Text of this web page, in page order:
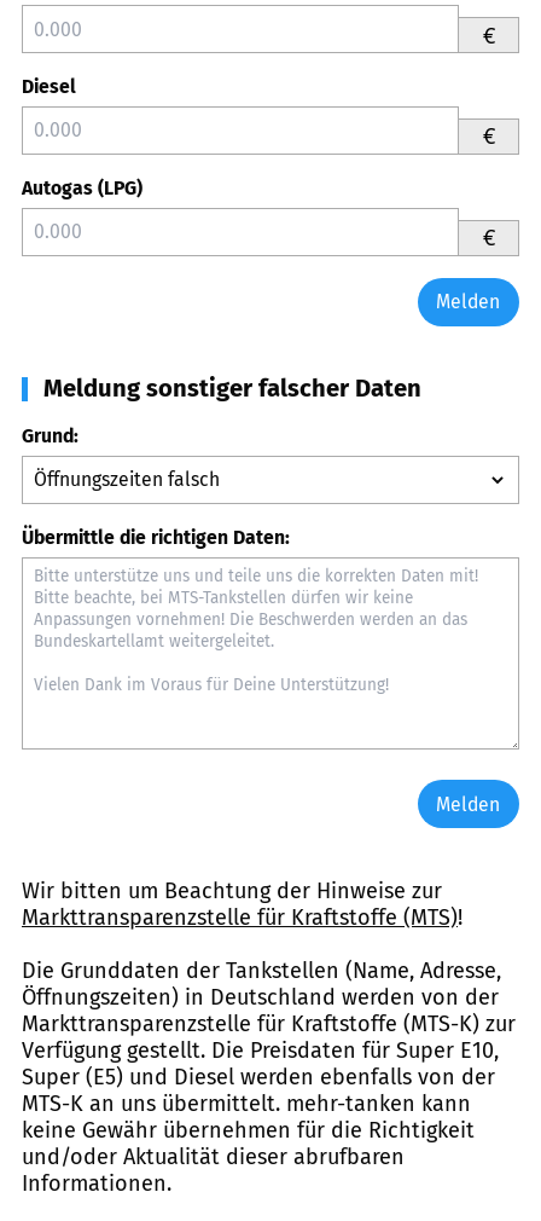
€
Diesel
€
Autogas (LPG)
€
Melden
Meldung sonstiger falscher Daten
Grund:
Übermittle die richtigen Daten:
Melden
Wir bitten um Beachtung der Hinweise zur
Markttransparenzstelle für Kraftstoffe (MTS)!
Die Grunddaten der Tankstellen (Name, Adresse,
Öffnungszeiten) in Deutschland werden von der
Markttransparenzstelle für Kraftstoffe (MTS-K) zur
Verfügung gestellt. Die Preisdaten für Super E10,
Super (E5) und Diesel werden ebenfalls von der
MTS-K an uns übermittelt. mehr-tanken kann
keine Gewähr übernehmen für die Richtigkeit
und/oder Aktualität dieser abrufbaren
Informationen.